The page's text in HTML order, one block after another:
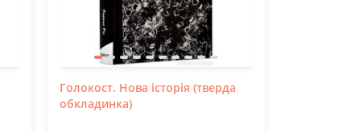
Голокост. Нова історія (тверда
обкладинка)